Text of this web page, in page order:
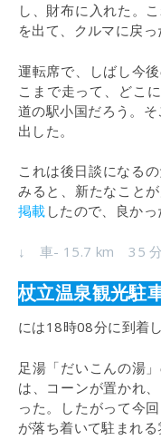
し、財布に入れた。
を出て、クルマに戻っ
運転席で、しばし今
こまで走って、どこ
道の駅小国だろう。
出した。
これは後日談になる
みると、新たなこと
掲載 したので、良か
↓ 車- 15.7 km 35
杖立温泉観光駐
には18時08分に到着し
足湯「だいこんの湯
は、コーンが置かれ
った。したがって今
が落ち着いて駐まれる